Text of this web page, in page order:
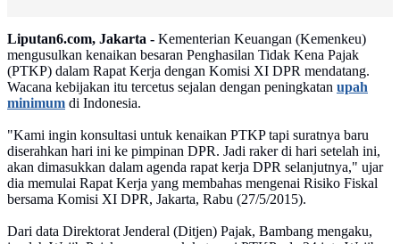
Liputan6.com, Jakarta - Kementerian Keuangan (Kemenkeu)
mengusulkan kenaikan besaran Penghasilan Tidak Kena Pajak
(PTKP) dalam Rapat Kerja dengan Komisi XI DPR mendatang.
Wacana kebijakan itu tercetus sejalan dengan peningkatan upah
minimum di Indonesia.
"Kami ingin konsultasi untuk kenaikan PTKP tapi suratnya baru
diserahkan hari ini ke pimpinan DPR. Jadi raker di hari setelah ini,
akan dimasukkan dalam agenda rapat kerja DPR selanjutnya," ujar
dia memulai Rapat Kerja yang membahas mengenai Risiko Fiskal
bersama Komisi XI DPR, Jakarta, Rabu (27/5/2015).
Dari data Direktorat Jenderal (Ditjen) Pajak, Bambang mengaku,